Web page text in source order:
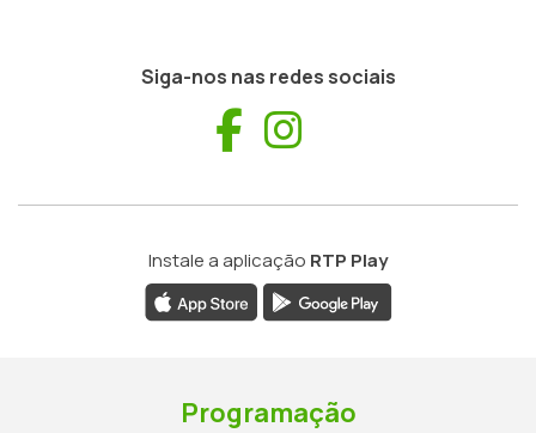
Siga-nos nas redes sociais
Facebook
Instale a aplicação RTP Play
Programação